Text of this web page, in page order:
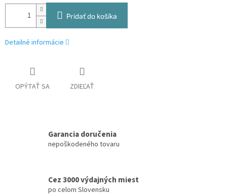
Pridať do košíka
Detailné informácie
OPÝTAŤ SA ZDIEĽAŤ
Garancia doručenia
nepoškodeného tovaru
Cez 3000 výdajných miest
po celom Slovensku